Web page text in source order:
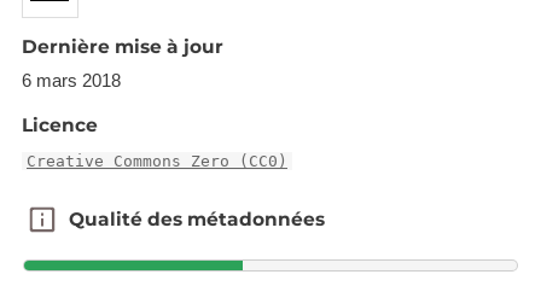
Dernière mise à jour
6 mars 2018
Licence
Creative Commons Zero (CC0)
Qualité des métadonnées
Qualité des métadonnées